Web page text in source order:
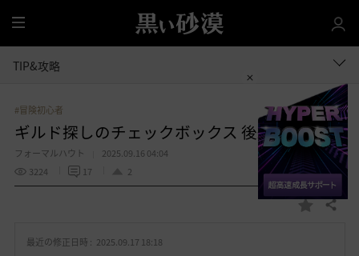
全
体
TIP&攻略
#冒険初心者
ギルド探しのチェックボックス 後編
フォーマルハウト
2025.09.16 04:04
3224
17 2
お 共有する
最近の修正日時 : 2025.09.17 18:18